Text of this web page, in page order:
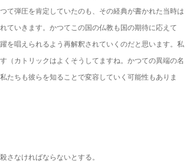
て弾圧を肯定していたのも、その経典が書かれた当時は
ていきます。かつてこの国の仏教も国の期待に応えて
を唱えられるよう再解釈されていくのだと思います。私
（カトリックはよくそうしてますね。かつての異端の名
たちも彼らを知ることで変容していく可能性もありま
さなければならないとする。